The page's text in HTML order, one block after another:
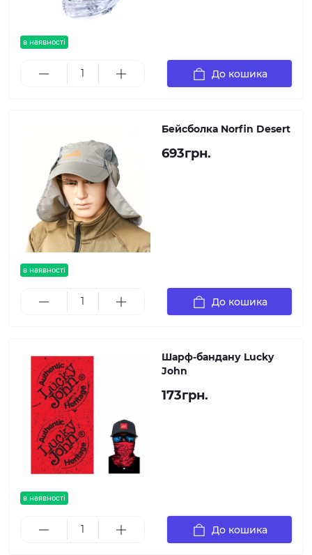
в наявності
До кошика
в наявності
Бейсболка Norfin Desert
693грн.
До кошика
в наявності
Шарф-бандану Lucky
John
173грн.
До кошика